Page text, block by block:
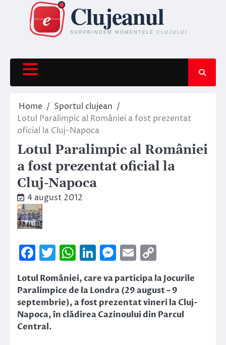
content
Home
Sportul clujean
Lotul Paralimpic al României a fost prezentat
oficial la Cluj-Napoca
Lotul Paralimpic al României
a fost prezentat oficial la
Cluj-Napoca
4 august 2012
Facebook
Twitter
WhatsApp
LinkedIn
Messenger
Email
Link
Lotul României, care va participa la Jocurile
Paralimpice de la Londra (29 august – 9
septembrie), a fost prezentat vineri la Cluj-
Napoca, în clădirea Cazinoului din Parcul
Central.